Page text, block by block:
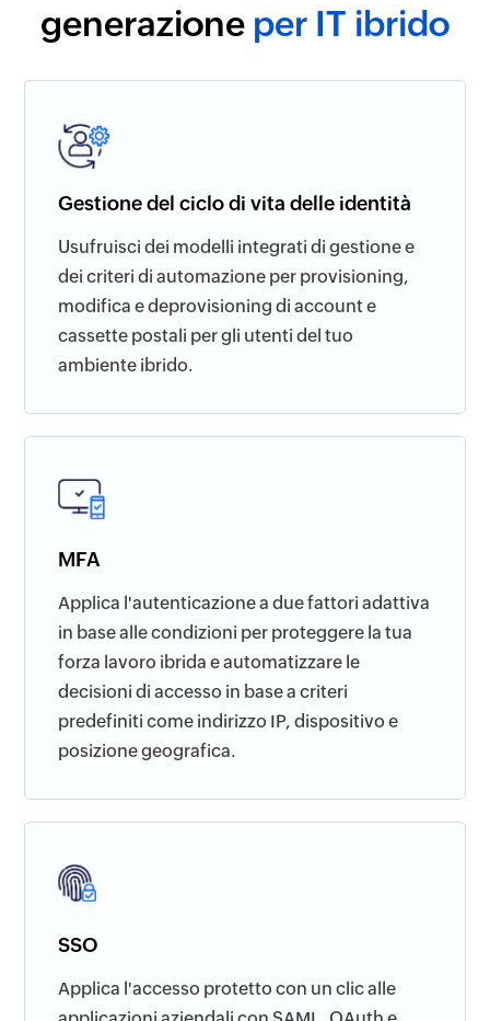
generazione per IT ibrido
Gestione del ciclo di vita delle identità
Usufruisci dei modelli integrati di gestione e
dei criteri di automazione per provisioning,
modifica e deprovisioning di account e
cassette postali per gli utenti del tuo
ambiente ibrido.
MFA
Applica l'autenticazione a due fattori adattiva
in base alle condizioni per proteggere la tua
forza lavoro ibrida e automatizzare le
decisioni di accesso in base a criteri
predefiniti come indirizzo IP, dispositivo e
posizione geografica.
SSO
Applica l'accesso protetto con un clic alle